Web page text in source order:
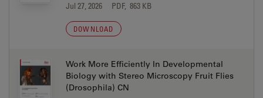
Jul 27, 2026 PDF, 863 KB
DOWNLOAD
Work More Efficiently In Developmental
Biology with Stereo Microscopy Fruit Flies
(Drosophila) CN